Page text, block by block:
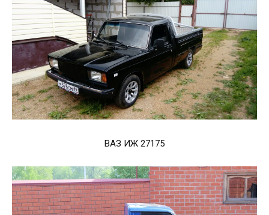
ВАЗ ИЖ 27175